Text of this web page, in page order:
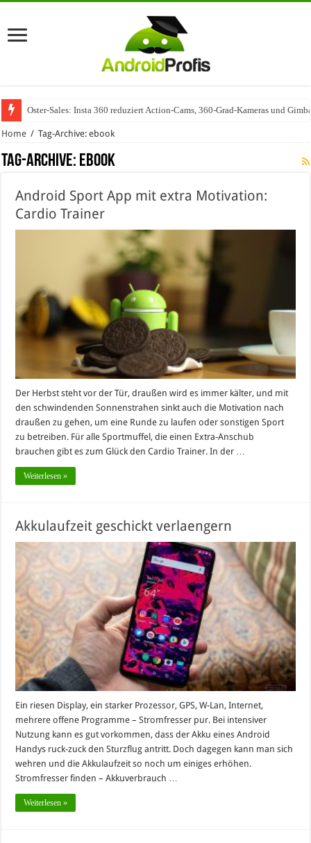
Wenn Technologie auf Automobilindustrie trifft – SAP Automotive als
Home / Tag-Archive: ebook
Tag-Archive: ebook
Android Sport App mit extra Motivation:
Cardio Trainer
Der Herbst steht vor der Tür, draußen wird es immer kälter, und mit
den schwindenden Sonnenstrahen sinkt auch die Motivation nach
draußen zu gehen, um eine Runde zu laufen oder sonstigen Sport
zu betreiben. Für alle Sportmuffel, die einen Extra-Anschub
brauchen gibt es zum Glück den Cardio Trainer. In der …
Weiterlesen »
Akkulaufzeit geschickt verlaengern
Ein riesen Display, ein starker Prozessor, GPS, W-Lan, Internet,
mehrere offene Programme – Stromfresser pur. Bei intensiver
Nutzung kann es gut vorkommen, dass der Akku eines Android
Handys ruck-zuck den Sturzflug antritt. Doch dagegen kann man sich
wehren und die Akkulaufzeit so noch um einiges erhöhen.
Stromfresser finden – Akkuverbrauch …
Weiterlesen »